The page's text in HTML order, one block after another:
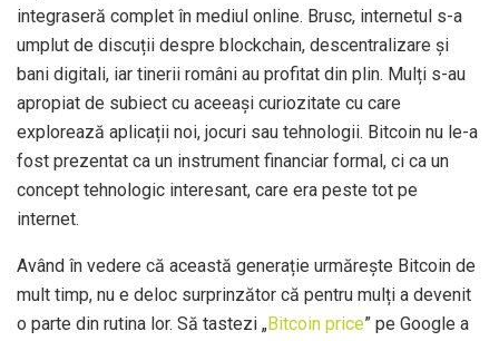
integraseră complet în mediul online. Brusc, internetul s-a
umplut de discuții despre blockchain, descentralizare și
bani digitali, iar tinerii români au profitat din plin. Mulți s-au
apropiat de subiect cu aceeași curiozitate cu care
explorează aplicații noi, jocuri sau tehnologii. Bitcoin nu le-a
fost prezentat ca un instrument financiar formal, ci ca un
concept tehnologic interesant, care era peste tot pe
internet.
Având în vedere că această generație urmărește Bitcoin de
mult timp, nu e deloc surprinzător că pentru mulți a devenit
o parte din rutina lor. Să tastezi „Bitcoin price” pe Google a